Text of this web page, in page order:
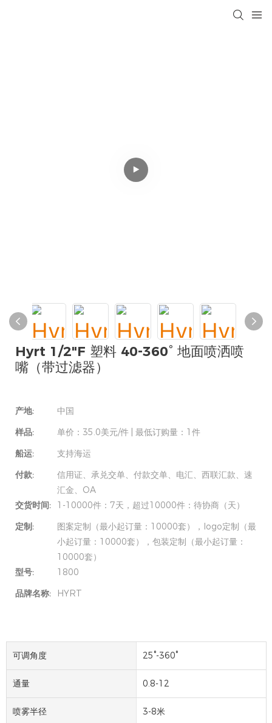
Hyrt 1/2"F 塑料 40-360° 地面喷洒喷
嘴（带过滤器）
产地:
中国
样品:
单价：35.0美元/件 | 最低订购量：1件
船运:
支持海运
付款:
信用证、承兑交单、付款交单、电汇、西联汇款、速
汇金、OA
交货时间:
1-10000件：7天，超过10000件：待协商（天）
定制:
图案定制（最小起订量：10000套），logo定制（最
小起订量：10000套），包装定制（最小起订量：
10000套）
型号:
1800
品牌名称:
HYRT
可调角度 25°-360°
通量 0.8-12
喷雾半径 3-8米